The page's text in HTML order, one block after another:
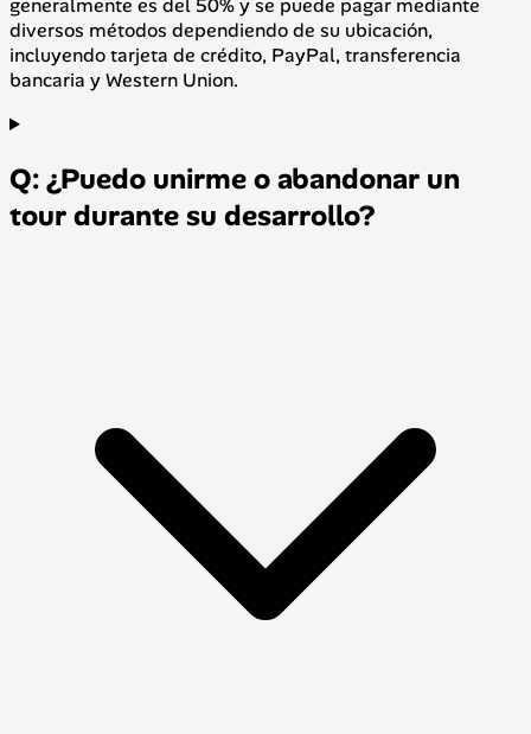
generalmente es del 50% y se puede pagar mediante
diversos métodos dependiendo de su ubicación,
incluyendo tarjeta de crédito, PayPal, transferencia
bancaria y Western Union.
Q: ¿Puedo unirme o abandonar un
tour durante su desarrollo?